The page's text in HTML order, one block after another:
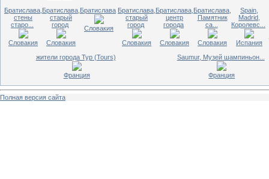
Братислава,
стены
старо...
Словакия
Братислава,
старый
город
Словакия
Братислава
Словакия
Братислава,
старый
город
Словакия
Братислава,
центр
города
Словакия
Братислава,
Памятник
са...
Словакия
Spain,
Madrid,
Королевс...
Испания
жители города Тур (Tours)
Франция
Saumur, Музей шампиньон...
Франция
Полная версия сайта